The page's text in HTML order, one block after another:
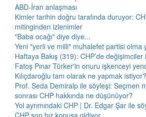
ABD-İran anlaşması
Kimler tarihin doğru tarafında duruyor:
mitinginden izlenimler
"Baba ocağı" diye diye...
Yeni "yerli ve milli" muhalefet partisi olma
Haftaya Bakış (319): CHP’de
Fatoş Pınar Türker'in onuru işkenceyi
Kılıçdaroğlu tam olarak ne yapmak istiyor?
Prof. Seda Demiralp ile söyleşi: Seçmen
sonrası CHP hakkında ne düşünüyor?
Yol ayrımındaki CHP | Dr. Edgar Şar ile
CHP son hız kopuşa gidiyor